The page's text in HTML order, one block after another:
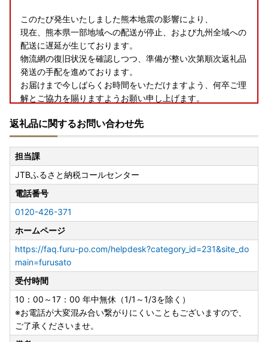
このたび発生いたしました熊本地震の影響により、
現在、熊本県一部地域への配送が停止、および九州全域への
配送に遅延が生じております。
物流網の復旧状況を確認しつつ、準備が整い次第順次返礼品
発送の手配を進めております。
お届けまで今しばらくお時間をいただけますよう、何卒ご理
解とご協力を賜りますようお願い申し上げます。
◆お礼の品配送について◆
早期納品や納期日指定、数か月先の納品希望等のご要望はお
受けできません。
お届けまでに２～４か月かかる場合がございます。
※配送に関するお問い合わせ（ご不在日や長期不在のご予定
がある場合）は、ご寄附後に下記問い合わせフォームまたは
JTBふるさと納税コールセンターまでお電話にてご連絡いた
だけますようお願いいたします。
（ご希望にそえない場合はご了承くださいませ）
◆アイリスオーヤマ製品について◆
※「組み立て不要」の記載がないものは、お客様組み立てと
なっております。（工具は入っておりません）
※メーカー保証は、アイリスオーヤマの規定に準じます。
（詳細はアイリスオーヤマ公式HP内「お客様サポート・お
返礼品に関するお問い合わせ先
担当課
JTBふるさと納税コールセンター
電話番号
0120-426-371
ホームページ
https://faq.furu-po.com/helpdesk?category_id=231&site_do
main=furusato
受付時間
10：00～17：00 年中無休（1/1～1/3を除く）
※お電話が大変混み合い繋がりにくいこともございますので、
ご了承くださいませ。